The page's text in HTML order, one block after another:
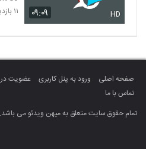
۰۹:۰۹ HD
۱۱ بازدید
صفحه اصلی ورود به پنل کاربری عضویت
تماس با ما
تمام حقوق سایت متعلق به میهن ویدئو می باشد.